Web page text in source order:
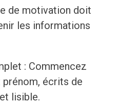
de motivation doit
les informations
: Commencez
écrits de
lisible.